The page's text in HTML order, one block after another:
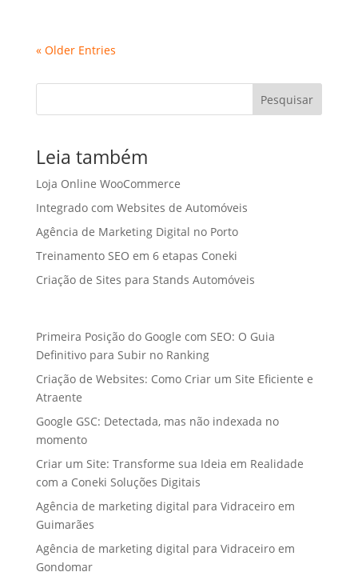
« Older Entries
Pesquisar
Leia também
Loja Online WooCommerce
Integrado com Websites de Automóveis
Agência de Marketing Digital no Porto
Treinamento SEO em 6 etapas Coneki
Criação de Sites para Stands Automóveis
Primeira Posição do Google com SEO: O Guia
Definitivo para Subir no Ranking
Criação de Websites: Como Criar um Site Eficiente e
Atraente
Google GSC: Detectada, mas não indexada no
momento
Criar um Site: Transforme sua Ideia em Realidade
com a Coneki Soluções Digitais
Agência de marketing digital para Vidraceiro em
Guimarães
Agência de marketing digital para Vidraceiro em
Gondomar